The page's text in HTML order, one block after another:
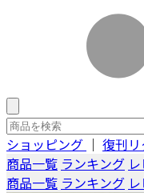
ショッピング ｜ 復刊
商品一覧 ランキング
商品一覧 ランキング